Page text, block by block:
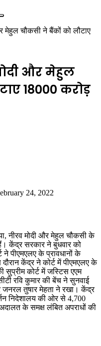
Search
for
मेहुल चौकसी ने बैंकों को लौटाए
और मेहुल
18000 करोड़
24, 2022
नीरव मोदी और मेहुल चौकसी के
केंद्र सरकार ने बुधवार को
ने पीएमएलए के प्रावधानों के
केंद्र ने कोर्ट में पीएमएलए के
सुप्रीम कोर्ट में जस्टिस एएम
रवि कुमार की बेंच ने सुनवाई
जनरल तुषार मेहता ने रखा। केंद्र
निदेशालय की ओर से 4,700
के समक्ष लंबित अपराधों की